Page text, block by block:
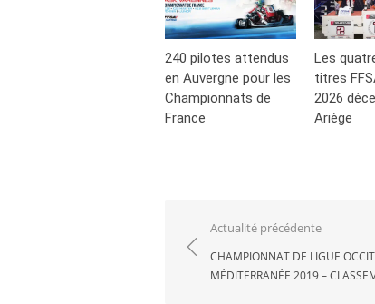
240 pilotes attendus
en Auvergne pour les
Championnats de
France
Les
titres
2026
Ariège
Navigation
de
l’article
Actualité précédente
CHAMPIONNAT DE LIGUE
MÉDITERRANÉE 2019 –